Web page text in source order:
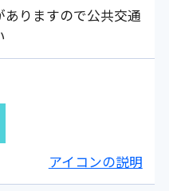
りますので公共交通
アイコンの説明